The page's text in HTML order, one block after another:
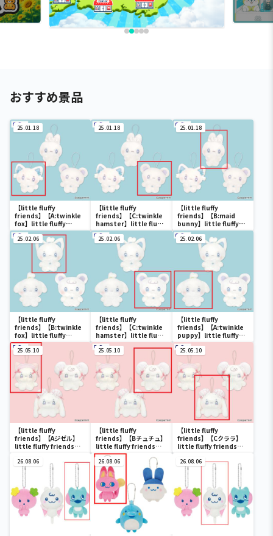
おすすめ景品
25.01.18
【little fluffy
friends】【A:twinkle
fox】little fluffy
friends 首かしげマスコ
ット
25.01.18
【little fluffy
friends】【C:twinkle
hamster】little fluffy
friends 首かしげマスコ
ット
25.01.18
【little fluffy
friends】【B:maid
bunny】little fluffy
friends 首かしげマスコ
ット
25.02.06
【little fluffy
friends】【B:twinkle
fox】little fluffy
friends ちょこんと前髪
ぬいぐるみ
25.02.06
【little fluffy
friends】【C:twinkle
hamster】little fluffy
friends ちょこんと前髪
ぬいぐるみ
25.02.06
【little fluffy
friends】【A:twinkle
puppy】little fluffy
friends ちょこんと前髪
ぬいぐるみ
25.05.10
【little fluffy
friends】【Aジゼル】
little fluffy friends
25.05.10
【little fluffy
friends】【Bチュチュ】
little fluffy friends
china girls マスコット
25.05.10
【little fluffy
friends】【Cクララ】
little fluffy friends
26.08.06 26.08.06 26.08.06